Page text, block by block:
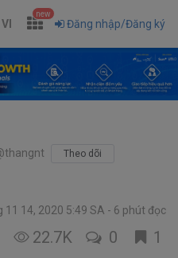
VI
new
Đăng nhập/Đăng ký
Theo dõi
11 14, 2020 5:49 SA 6 phút đọc
22.7K 0 1